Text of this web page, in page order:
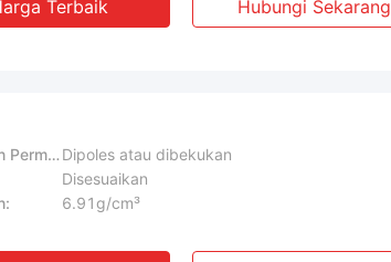
Terbaik Hubungi Sekarang
Perawatan Permukaan: Dipoles atau dibekukan
Disesuaikan
6.91g/cm³